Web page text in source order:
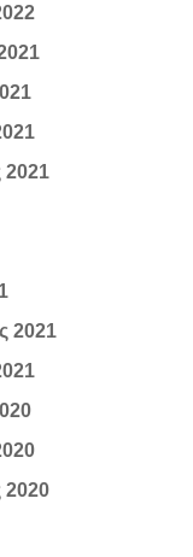
2021
2021
2020